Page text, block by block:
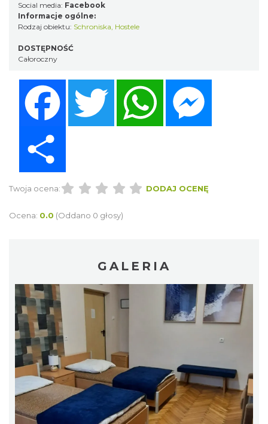
Social media: Facebook
Informacje ogólne:
Rodzaj obiektu: Schroniska, Hostele
DOSTĘPNOŚĆ
Całoroczny
Twitter WhatsApp
Twoja ocena: DODAJ OCENĘ
Ocena: 0.0 (Oddano 0 głosy)
GALERIA